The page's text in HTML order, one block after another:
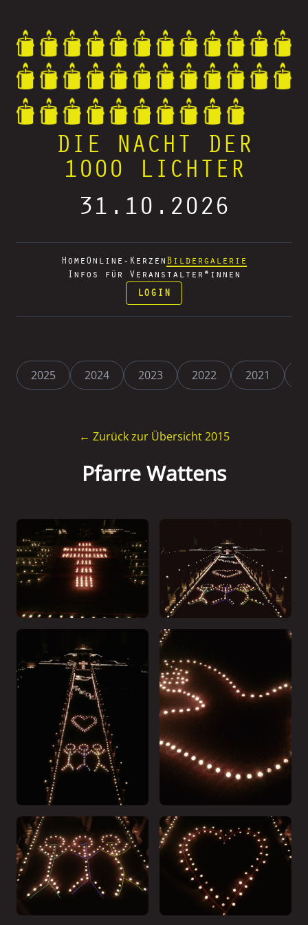
DIE NACHT DER
1000 LICHTER
31.10.2026
Home Online-Kerzen Bildergalerie
Infos für Veranstalter*innen
LOGIN
2025 2024 2023 2022 2021
← Zurück zur Übersicht 2015
Pfarre Wattens